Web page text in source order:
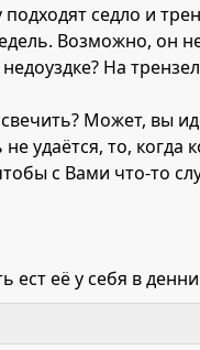
седло и
Возможно, он
На
Может, вы
удаётся, то,
с Вами что-то
ест её у себя в